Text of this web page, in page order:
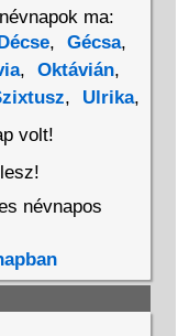
ma:
Décse, Gécsa,
, Oktávián,
, Ulrika,
volt!
névnapos